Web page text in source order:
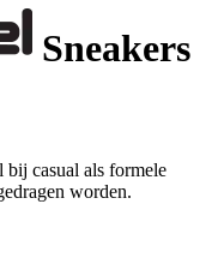
Sneakers
bij casual als formele
worden.